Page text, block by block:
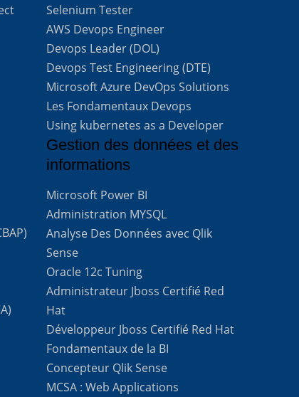
Selenium Tester
AWS Devops Engineer
Devops Leader (DOL)
Devops Test Engineering (DTE)
Microsoft Azure DevOps Solutions
Les Fondamentaux Devops
Using kubernetes as a Developer
Gestion des données et des
informations
Microsoft Power BI
Administration MYSQL
Analyse Des Données avec Qlik
Sense
Oracle 12c Tuning
Administrateur Jboss Certifié Red
Hat
Développeur Jboss Certifié Red Hat
Fondamentaux de la BI
Concepteur Qlik Sense
MCSA : Web Applications